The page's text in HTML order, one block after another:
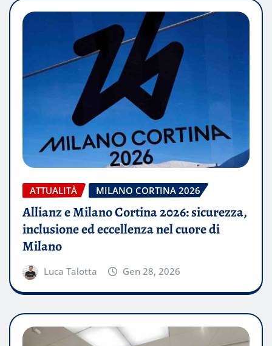
ATTUALITÀ MILANO CORTINA 2026
Allianz e Milano Cortina 2026: sicurezza,
inclusione ed eccellenza nel cuore di
Milano
Luca Talotta Gen 28, 2026